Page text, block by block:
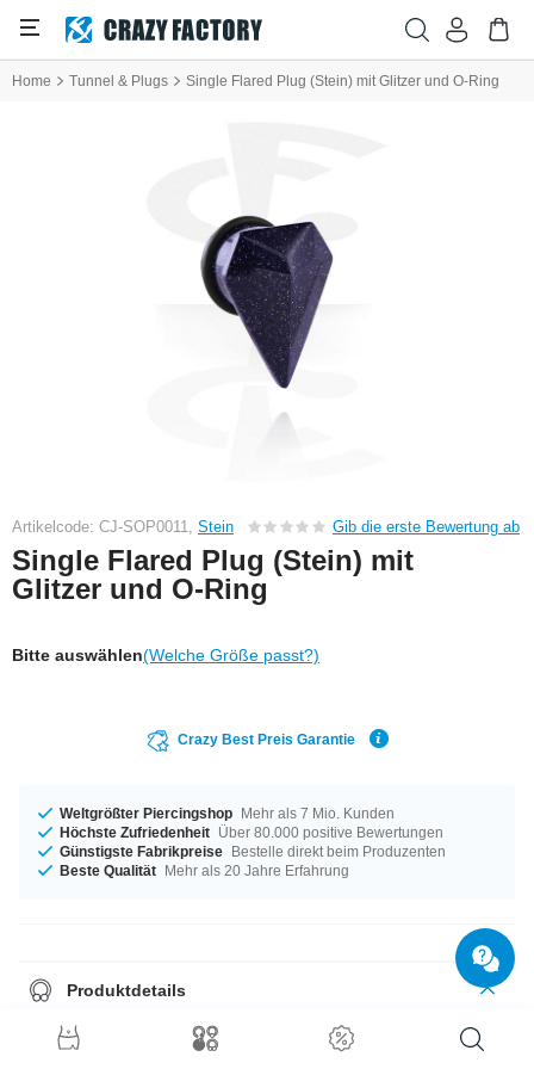
Home Tunnel & Plugs Single Flared Plug (Stein) mit Glitzer und O-Ring
Artikelcode: CJ-SOP0011, Stein Gib die erste Bewertung ab
Single Flared Plug (Stein) mit
Glitzer und O-Ring
Bitte auswählen(Welche Größe passt?)
Crazy Best Preis Garantie
Weltgrößter Piercingshop Mehr als 7 Mio. Kunden
Höchste Zufriedenheit Über 80.000 positive Bewertungen
Günstigste Fabrikpreise Bestelle direkt beim Produzenten
Beste Qualität Mehr als 20 Jahre Erfahrung
Produktdetails
Für alle Gelegenheiten - erhältlich von 8 mm bis 16 mm Durchmesser. Ein
supertrendiges Produkt aus der Crazy Factory. Das findest du sonst